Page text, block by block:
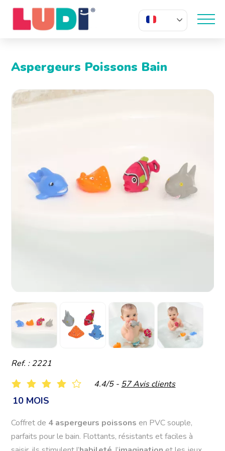
FR
Aspergeurs Poissons Bain
Ref. : 2221
4.4/5 - 57 Avis clients
10 MOIS
Coffret de 4 aspergeurs poissons en PVC souple,
parfaits pour le bain. Flottants, résistants et faciles à